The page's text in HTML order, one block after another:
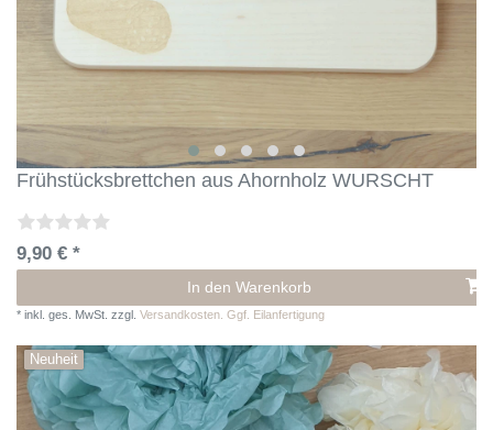
Frühstücksbrettchen aus Ahornholz WURSCHT
9,90 € *
In den Warenkorb
* inkl. ges. MwSt. zzgl. Versandkosten. Ggf. Eilanfertigung
Neuheit